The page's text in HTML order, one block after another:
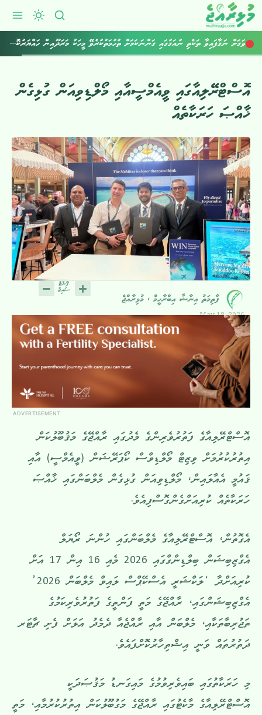
ރާއްޖެ އެތެރެކުރަން އުޅުނު 800 ވޭޕް ކާޓްރިޖް އަތުލައިގެންފި ވަގަށް ނަގާފައިވާ ތަކެތި ނުއަގުގައި ގަންނަކަމަށް ތުހުމަތުކުރެވޭ މީހަކު މަރަދޫއިން ހައްޔަރުކޮށްފި
އޮސްޓްރޭލިއާގައި ވީއެމްސީއާއި މޯލްޑިވިއަން ގުޅިގެން
ޚާއްޞަ ހަރަކާތެއް
ފާތިމަތު އިނާޝާ އިބްރާހީމް ، މުޅިރާއްޖެ
May 18, 2026
ADVERTISEMENT
އޮސްޓްރޭލިއާގެ ފަތުރުވެރިންގެ މެދުގައި ރާއްޖޭގެ މަޤުބޫލުކަން
އިތުރުކުރުމަށް ވިޒިޓް މޯލްޑިވްސް ކޯޕަރޭޝަން (ވީއެމްސީ) އާއި
ޤައުމީ އެއާލައިން، މޯލްޑިވިއަން ގުޅިގެން މެލްބަންގައި ޚާއްޞަ
ހަރަކާތެއް ކުރިއަށްގެންގޮސްފިއެވެ.
އެގޮތުން، އޮސްޓްރޭލިއާގެ މެލްބަންގައި ހުންނަ ރޯޔަލް
އެގްޒިބިޝަން ބިލްޑިންގްގައި 2026 މެއި 16 އިން 17 އަށް
ކުރިއަށްދާ ‘ލަކްޝަރީ އެސްކޭޕްސް ލައިވް މެލްބަން 2026’
އެގްޒިބިޝަންގައި، ރާއްޖޭގެ މަތީ ފަންތީގެ ފަތުރުވެރިކަމުގެ
ތަޖުރިބާތަކާއި، މެލްބަން އާއި ރާއްޖެއާ ދެމެދު އަލަށް ފެށި ޗާޓަރ
ދަތުރުތައް ވަނީ އިޝްތިހާރުކޮށްފައެވެ.
މި ހަރަކާތުގައި ބައިވެރިވުމުގެ މައިގަނޑު މަޤުޞަދަކީ
އޮސްޓްރޭލިއާގެ މާކެޓުގައި ރާއްޖޭގެ މަގުބޫލުކަން އިތުރުކުރުމާއި، މަތީ